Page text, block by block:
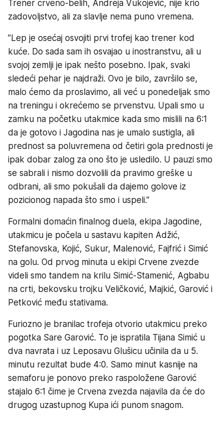
Trener crveno-belih, Andreja Vukojević, nije krio
zadovoljstvo, ali za slavlje nema puno vremena.
”Lep je osećaj osvojiti prvi trofej kao trener kod
kuće. Do sada sam ih osvajao u inostranstvu, ali u
svojoj zemlji je ipak nešto posebno. Ipak, svaki
sledeći pehar je najdraži. Ovo je bilo, završilo se,
malo ćemo da proslavimo, ali već u ponedeljak smo
na treningu i okrećemo se prvenstvu. Upali smo u
zamku na početku utakmice kada smo mislili na 6:1
da je gotovo i Jagodina nas je umalo sustigla, ali
prednost sa poluvremena od četiri gola prednosti je
ipak dobar zalog za ono što je usledilo. U pauzi smo
se sabrali i nismo dozvolili da pravimo greške u
odbrani, ali smo pokušali da dajemo golove iz
pozicionog napada što smo i uspeli.”
Formalni domaćin finalnog duela, ekipa Jagodine,
utakmicu je počela u sastavu kapiten Adžić,
Stefanovska, Kojić, Sukur, Malenović, Fajfrić i Simić
na golu. Od prvog minuta u ekipi Crvene zvezde
videli smo tandem na krilu Simić-Stamenić, Agbabu
na crti, bekovsku trojku Veličković, Majkić, Garović i
Petković među stativama.
Furiozno je branilac trofeja otvorio utakmicu preko
pogotka Sare Garović. To je ispratila Tijana Simić u
dva navrata i uz Leposavu Glušicu učinila da u 5.
minutu rezultat bude 4:0. Samo minut kasnije na
semaforu je ponovo preko raspoložene Garović
stajalo 6:1 čime je Crvena zvezda najavila da će do
drugog uzastupnog Kupa ići punom snagom.